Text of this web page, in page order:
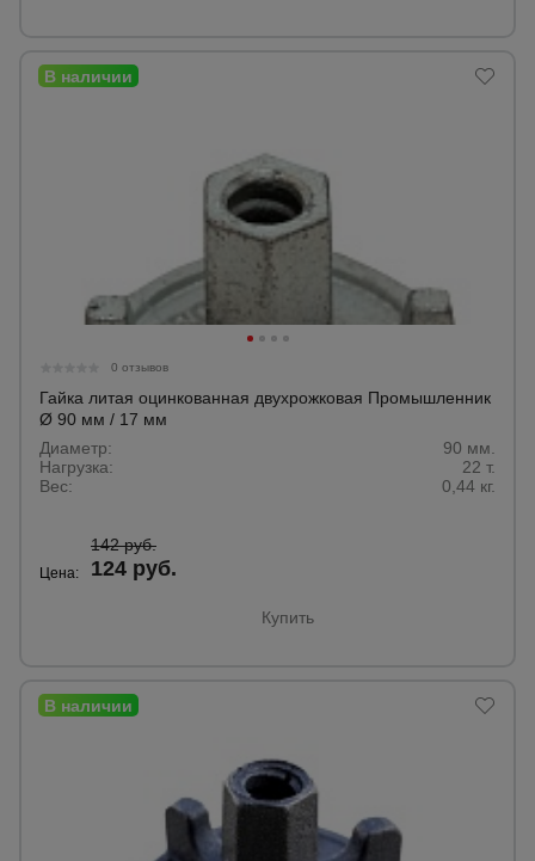
0 отзывов
Гайка литая оцинкованная двухрожковая Промышленник
Ø 90 мм / 17 мм
Диаметр:
90 мм.
Нагрузка:
22 т.
Вес:
0,44 кг.
Цена:
142 руб.
124 руб.
Купить